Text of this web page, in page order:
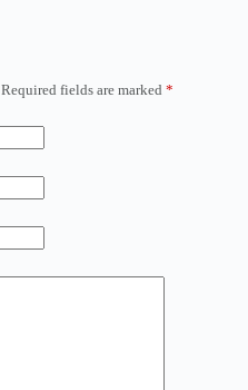
Required fields are marked *